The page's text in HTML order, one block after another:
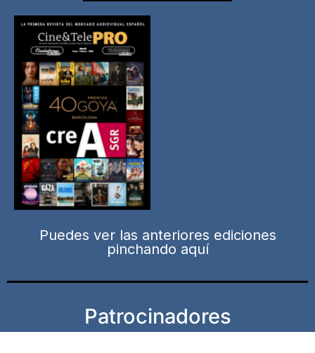
Puedes ver las anteriores ediciones
pinchando aquí
Patrocinadores